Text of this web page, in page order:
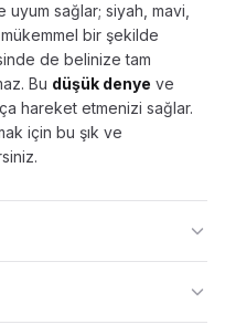
sağlar; siyah, mavi,
bir şekilde
de belinize tam
Bu düşük denye ve
hareket etmenizi sağlar.
için bu şık ve